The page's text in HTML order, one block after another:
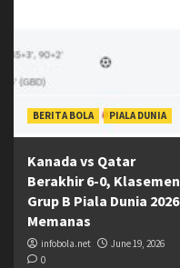
BERITA BOLA PIALA DUNIA
Kanada vs Qatar
Berakhir 6-0, Klasemen
Grup B Piala Dunia 2026
Memanas
infobola.net
June 19, 2026
0